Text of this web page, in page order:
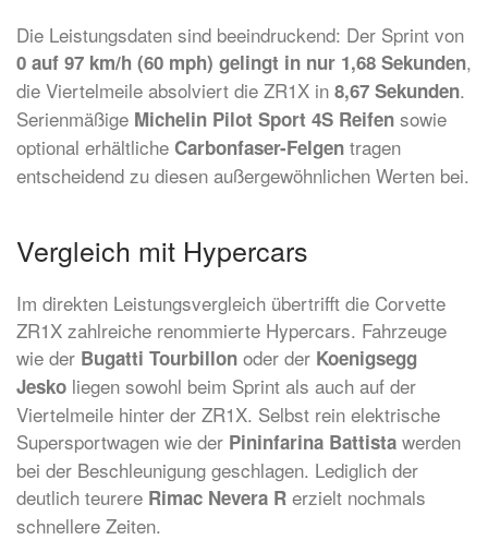
Die Leistungsdaten sind beeindruckend: Der Sprint von
0 auf 97 km/h (60 mph) gelingt in nur 1,68 Sekunden,
die Viertelmeile absolviert die ZR1X in 8,67 Sekunden.
Serienmäßige Michelin Pilot Sport 4S Reifen sowie
optional erhältliche Carbonfaser-Felgen tragen
entscheidend zu diesen außergewöhnlichen Werten bei.
Vergleich mit Hypercars
Im direkten Leistungsvergleich übertrifft die Corvette
ZR1X zahlreiche renommierte Hypercars. Fahrzeuge
wie der Bugatti Tourbillon oder der Koenigsegg
Jesko liegen sowohl beim Sprint als auch auf der
Viertelmeile hinter der ZR1X. Selbst rein elektrische
Supersportwagen wie der Pininfarina Battista werden
bei der Beschleunigung geschlagen. Lediglich der
deutlich teurere Rimac Nevera R erzielt nochmals
schnellere Zeiten.